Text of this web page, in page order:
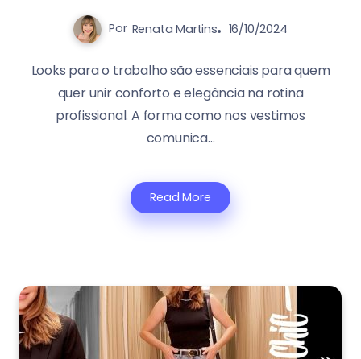
Por Renata Martins 16/10/2024
Looks para o trabalho são essenciais para quem
quer unir conforto e elegância na rotina
profissional. A forma como nos vestimos
comunica...
Read More